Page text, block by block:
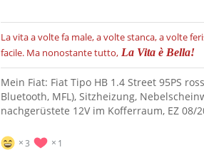
La vita a volte fa male, a volte stanca, a volte
facile. Ma nonostante tutto, La Vita è Bella!
Mein Fiat: Fiat Tipo HB 1.4 Street 95PS
Bluetooth, MFL), Sitzheizung,
nachgerüstete 12V im Kofferraum, EZ 08/
3 1